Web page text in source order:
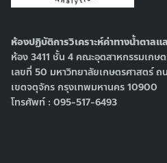
ห้องปฏิบัติการวิเคราะห์ค่าทางน้ำตาล
ห้อง 3411 ชั้น 4 คณะอุตสาหกรรมเกษต
เลขที่ 50 มหาวิทยาลัยเกษตรศาสตร์ ถ
เขตจตุจักร กรุงเทพมหานคร 10900
โทรศัพท์ : 095-517-6493